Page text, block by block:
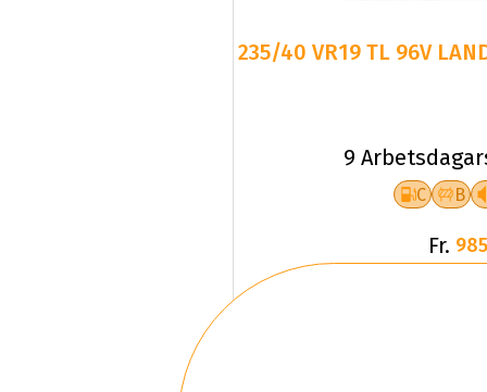
235/40 VR19 TL 96V
9
C B
Fr.